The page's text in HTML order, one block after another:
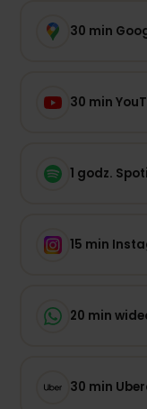
30 min
30 min
1 godz.
15 min
20 min
30 min